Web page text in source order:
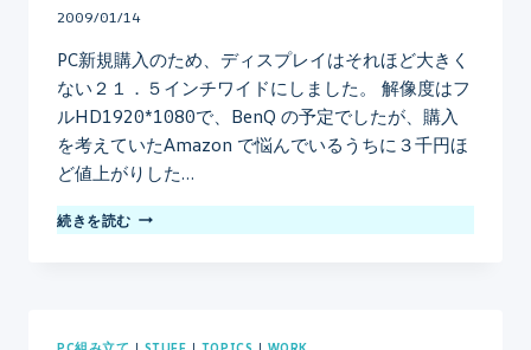
By
2009/01/14
PC新規購入のため、ディスプレイはそれほど大きく
ない２１．５インチワイドにしました。 解像度はフ
ルHD1920*1080で、BenQ の予定でしたが、購入
を考えていたAmazon で悩んでいるうちに３千円ほ
ど値上がりした…
続きを読む FLATRON
W2261V